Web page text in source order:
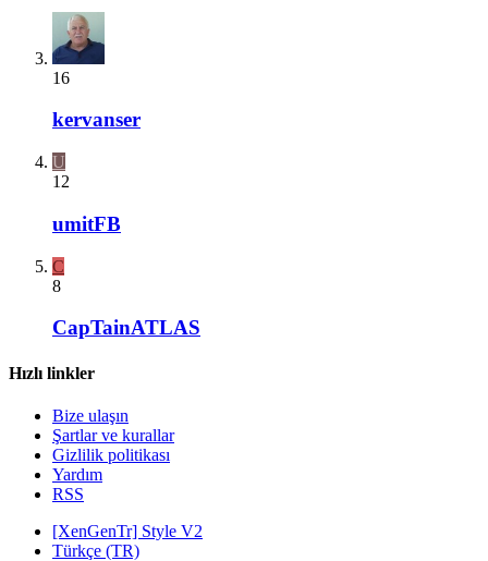
16
kervanser
U
12
umitFB
C
8
CapTainATLAS
Hızlı linkler
Bize ulaşın
Şartlar ve kurallar
Gizlilik politikası
Yardım
RSS
[XenGenTr] Style V2
Türkçe (TR)